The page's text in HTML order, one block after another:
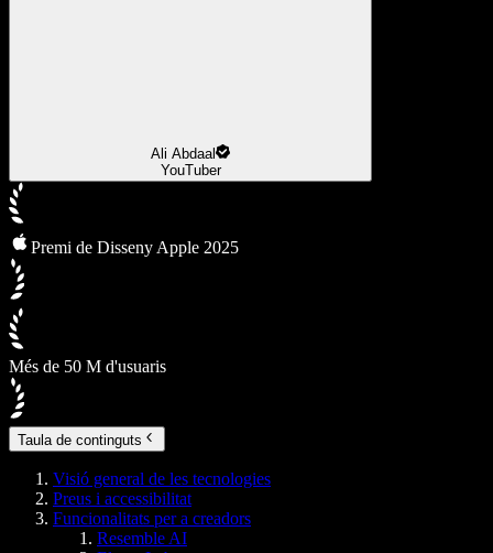
Ali Abdaal
YouTuber
Premi de Disseny Apple 2025
Més de 50 M d'usuaris
Taula de continguts
Visió general de les tecnologies
Preus i accessibilitat
Funcionalitats per a creadors
Resemble AI